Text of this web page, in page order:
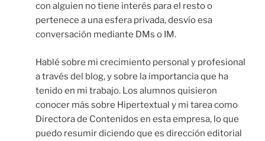
con alguien no tiene interés para el resto o
pertenece a una esfera privada, desvío esa
conversación mediante DMs o IM.
Hablé sobre mi crecimiento personal y profesional
a través del blog, y sobre la importancia que ha
tenido en mi trabajo. Los alumnos quisieron
conocer más sobre Hipertextual y mi tarea como
Directora de Contenidos en esta empresa, lo que
puedo resumir diciendo que es dirección editorial